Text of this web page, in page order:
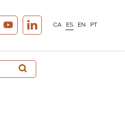
CA ES EN PT